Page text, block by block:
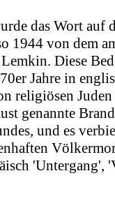
das Wort auf
1944 von dem
Diese
Jahre in
religiösen
genannte
und es
'Untergang',